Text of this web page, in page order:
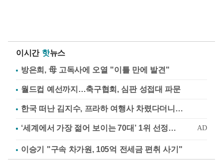
이시간 핫뉴스
방은희, 母 고독사에 오열 "이틀 만에 발견"
월드컵 예선까지…축구협회, 심판 성접대 파문
한국 떠난 김지수, 프라하 여행사 차렸다더니…
이승기 "구속 차가원, 105억 전세금 편취 사기"